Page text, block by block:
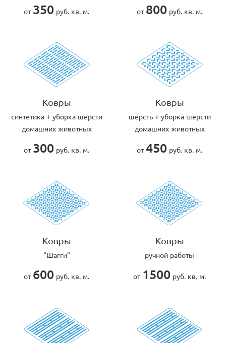
от 350 руб. кв. м. от 800 руб. кв. м.
Ковры
cинтетика + уборка шерсти
домашних животных
от 300 руб. кв. м.
Ковры
шерсть + уборка шерсти
домашних животных
от450 руб. кв. м.
Ковры
"Шагги"
от 600 руб. кв. м.
Ковры
ручной работы
от 1500 руб. кв. м.